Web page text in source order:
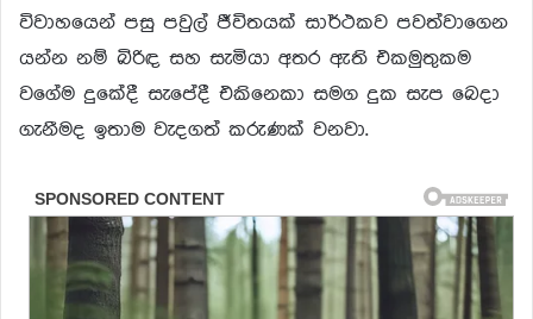
විවාහයෙන් පසු පවුල් ජීවිතයක් සාර්ථකව පවත්වාගෙන
යන්න නම් බිරිඳ සහ සැමියා අතර ඇති එකමුතුකම
වගේම දුකේදී සැපේදී එකිනෙකා සමග දුක සැප බෙදා
ගැනීමද ඉතාම වැදගත් කරුණක් වනවා.